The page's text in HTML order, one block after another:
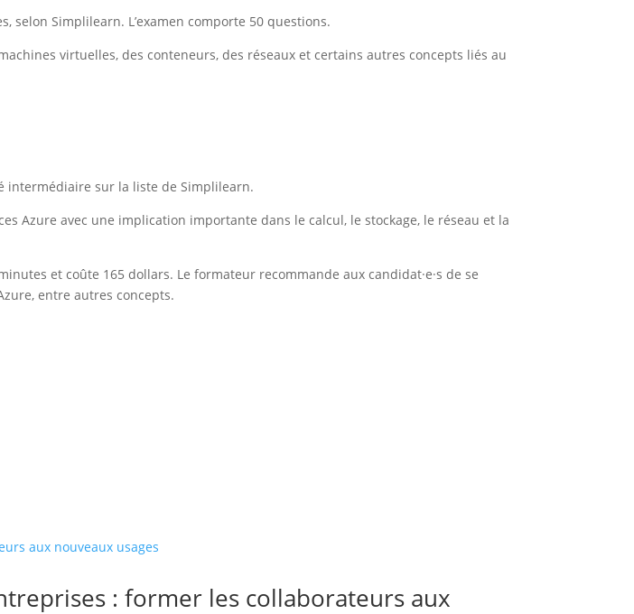
Simplilearn. L’examen comporte 50 questions.
virtuelles, des conteneurs, des réseaux et certains autres concepts liés au
intermédiaire sur la liste de Simplilearn.
Azure avec une implication importante dans le calcul, le stockage, le réseau et la
et coûte 165 dollars. Le formateur recommande aux candidat·e·s de se
entre autres concepts.
: former les collaborateurs aux